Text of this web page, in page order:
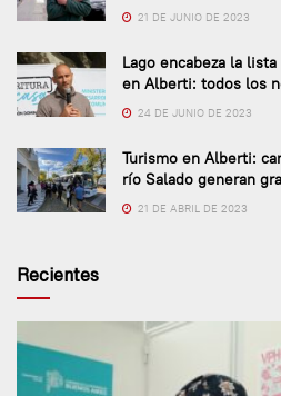
21 DE JUNIO DE 2023
Lago encabeza la
en Alberti: todos los
24 DE JUNIO DE 2023
Turismo en Alberti:
río Salado generan
21 DE ABRIL DE 2023
Recientes